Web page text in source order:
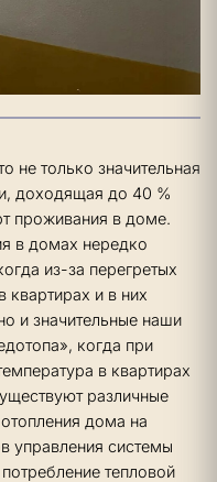
не только значительная
доходящая до 40 %
проживания в доме.
в домах нередко
из-за перегретых
квартирах и в них
и значительные наши
когда при
в квартирах
различные
дома на
управления системы
тепловой